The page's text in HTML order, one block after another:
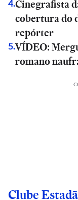
4.Cinegrafista
cobertura do
repórter
5.VÍDEO:
romano
Clube